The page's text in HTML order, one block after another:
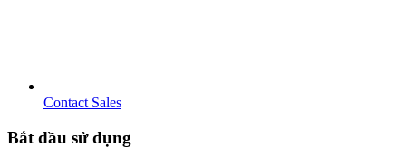
Contact Sales
Bắt đầu sử dụng